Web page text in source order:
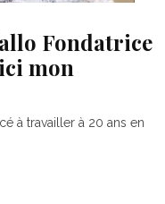
Fondatrice
mon
à travailler à 20 ans en